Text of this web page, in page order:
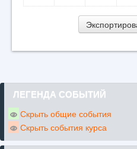
ЛЕГЕНДА СОБЫТИЙ
Скрыть общие события
Скрыть события курса